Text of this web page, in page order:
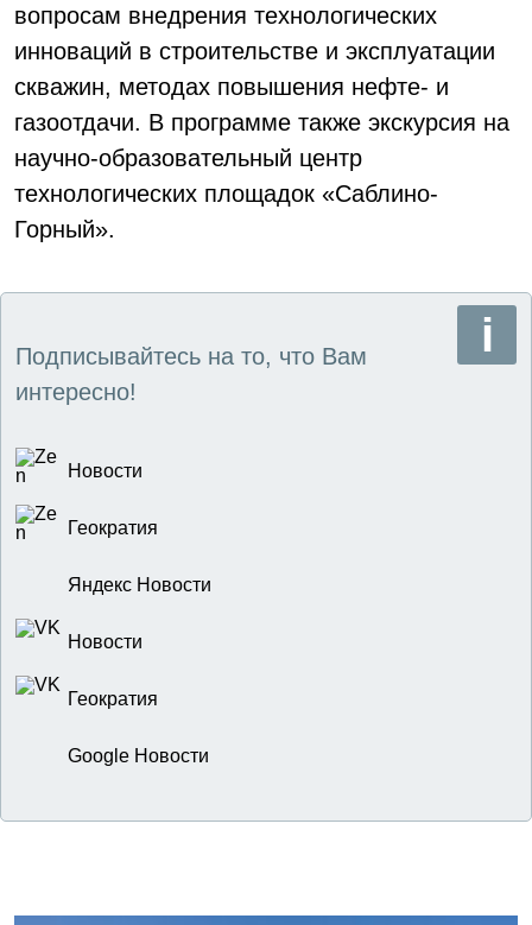
вопросам внедрения технологических
инноваций в строительстве и эксплуатации
скважин, методах повышения нефте- и
газоотдачи. В программе также экскурсия на
научно-образовательный центр
технологических площадок «Саблино-
Горный».
Подписывайтесь на то, что Вам
интересно!
Новости
Геократия
Яндекс Новости
Новости
Геократия
Google Новости